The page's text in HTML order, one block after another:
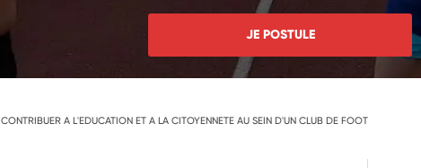
JE POSTULE
CONTRIBUER A L'EDUCATION ET A LA CITOYENNETE AU SEIN D'UN CLUB DE FOOT